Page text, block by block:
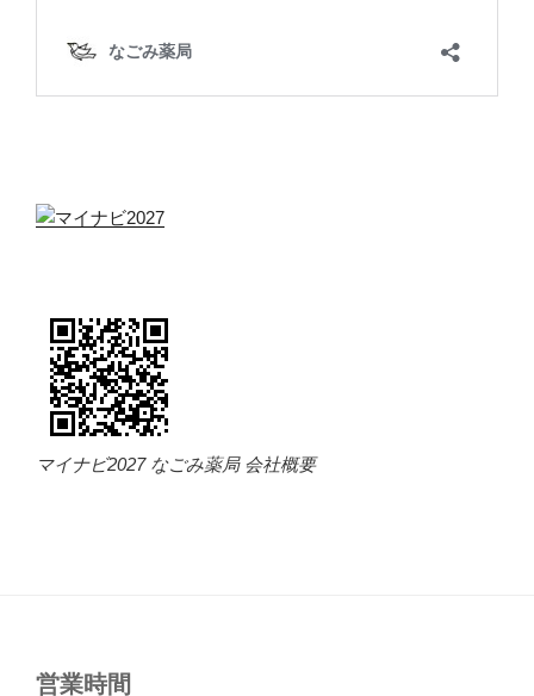
マイナビ2027 なごみ薬局 会社概要
営業時間